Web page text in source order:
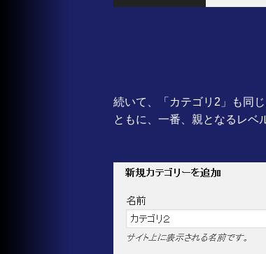
続いて、「カテゴリ2」も同
ともに、一番、親となるレベ